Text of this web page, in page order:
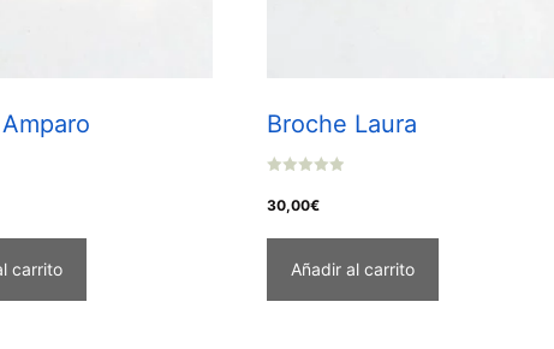
carrito
Broche Laura
o
u
o
30,00€
Añadir al carrito